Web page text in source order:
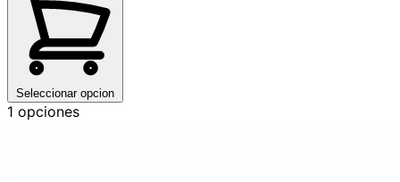
Seleccionar opcion
1 opciones